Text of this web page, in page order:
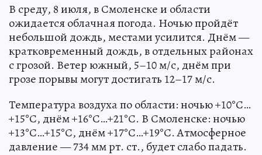
В среду, 8 июля, в Смоленске и области
ожидается облачная погода. Ночью пройдёт
небольшой дождь, местами усилится. Днём —
кратковременный дождь, в отдельных районах
с грозой. Ветер южный, 5–10 м/с, днём при
грозе порывы могут достигать 12–17 м/с.
Температура воздуха по области: ночью +10°С…
+15°С, днём +16°С…+21°С. В Смоленске: ночью
+13°С…+15°С, днём +17°С…+19°С. Атмосферное
давление — 734 мм рт. ст., будет слабо падать.